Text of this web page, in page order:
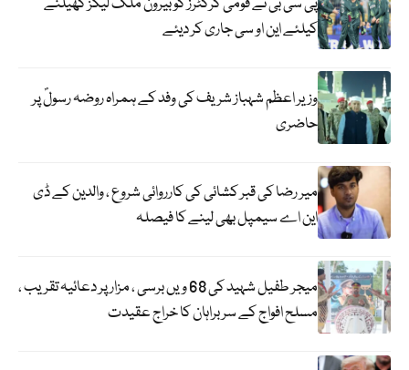
کیلئے این او سی جاری کر دیئے
وزیر اعظم شہباز شریف کی وفد کے ہمراہ روضہ رسولؐ پر
حاضری
میر رضا کی قبر کشائی کی کارروائی شروع ، والدین کے ڈی
این اے سیمپل بھی لینے کا فیصلہ
میجر طفیل شہید کی 68 ویں برسی ، مزار پر دعائیہ تقریب ،
مسلح افواج کے سربراہان کا خراج عقیدت